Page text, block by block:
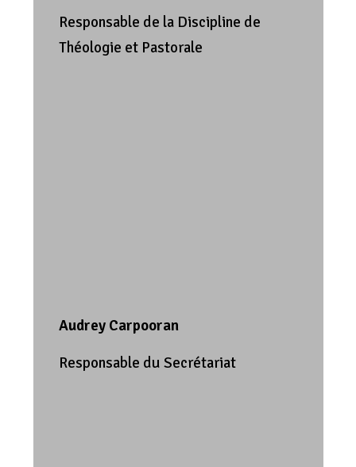
Responsable de la Discipline de
Théologie et Pastorale
Audrey Carpooran
Responsable du Secrétariat